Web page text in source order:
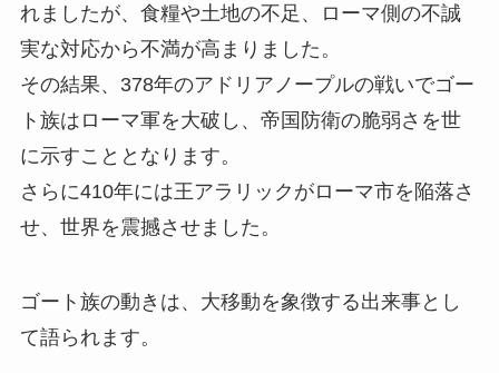
れましたが、食糧や土地の不足、ローマ側の不誠
実な対応から不満が高まりました。
その結果、378年のアドリアノープルの戦いでゴー
ト族はローマ軍を大破し、帝国防衛の脆弱さを世
に示すこととなります。
さらに410年には王アラリックがローマ市を陥落さ
せ、世界を震撼させました。
ゴート族の動きは、大移動を象徴する出来事とし
て語られます。